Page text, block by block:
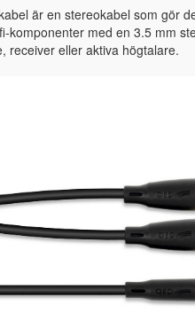
är en stereokabel som gör
komponenter med en 3.5 mm
receiver eller aktiva högtalare.